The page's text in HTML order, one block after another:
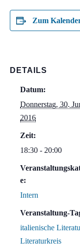
Zum
DETAILS
Datum:
Donnerstag, 30.
2016
Zeit:
18:30 - 20:00
e:
Intern
Veranstaltung-
italienische
Literaturkreis